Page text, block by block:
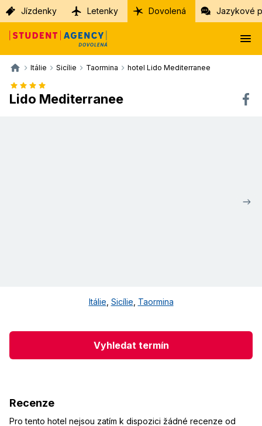
Jízdenky Letenky Dovolená Jazykové
Itálie Sicílie Taormina hotel Lido Mediterranee
Lido Mediterranee
Itálie Sicílie Taormina
Vyhledat termín
Recenze
Pro tento hotel nejsou zatím k dispozici žádné recenze od